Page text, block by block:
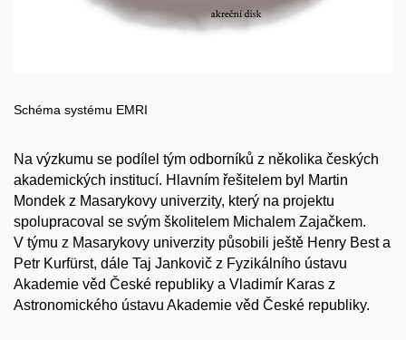
Schéma systému EMRI
Na výzkumu se podílel tým odborníků z několika českých
akademických institucí. Hlavním řešitelem byl Martin
Mondek z Masarykovy univerzity, který na projektu
spolupracoval se svým školitelem Michalem Zajačkem.
V týmu z Masarykovy univerzity působili ještě Henry Best a
Petr Kurfürst, dále Taj Jankovič z Fyzikálního ústavu
Akademie věd České republiky a Vladimír Karas z
Astronomického ústavu Akademie věd České republiky.